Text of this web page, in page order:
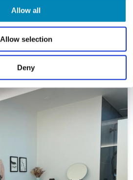
Allow all
Allow selection
Deny